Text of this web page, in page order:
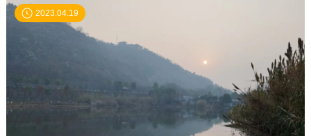
2023.04.19